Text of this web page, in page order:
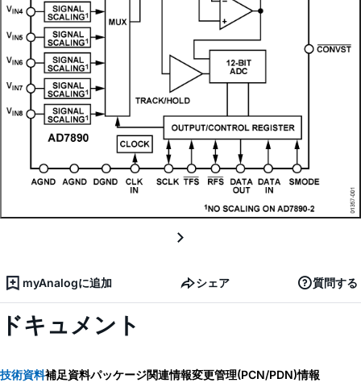
myAnalogに追加 シェア 質問する
ドキュメント
技術資料補足資料パッケージ関連情報変更管理(PCN/PDN)情報